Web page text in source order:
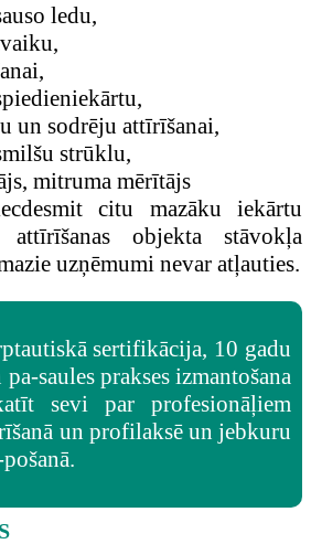
ledu,
un sodrēju attīrīšanai,
strūklu,
mitruma mērītājs
citu mazāku iekārtu
objekta stāvokļa
uzņēmumi nevar atļauties.
sertifikācija, 10 gadu
saules prakses izmantošana
sevi par profesionāļiem
un profilaksē un jebkuru